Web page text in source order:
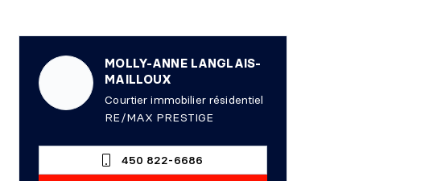
MOLLY-ANNE LANGLAIS-
MAILLOUX
Courtier immobilier résidentiel
RE/MAX PRESTIGE
450 822-6686